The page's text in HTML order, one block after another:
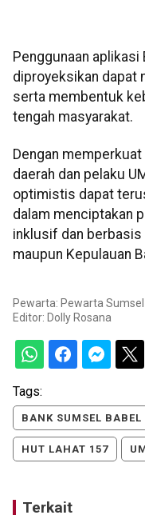
Penggunaan
diproyeksikan dapat
serta membentuk
tengah masyarakat.
Dengan
daerah dan pelaku
optimistis dapat
dalam menciptakan
inklusif dan berbasis
maupun Kepulauan
Pewarta: Pewarta Sumsel
Editor: Dolly Rosana
Tags:
BANK SUMSEL BABEL
HUT LAHAT 157
Terkait